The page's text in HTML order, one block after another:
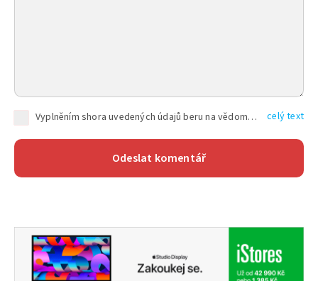
Vyplněním shora uvedených údajů beru na vědomí, že společnost TEXT FACTORY s.r.o., sídlem Brno, Durďákova 336/29, Černá Pole, PSČ: 613 00, IČ: 06157831, zapsané u Krajského soudu v Brně, oddíl C, vložka 100399, bude zpracovávat mé osobní údaje uvedené v rámci mnou vyplněného registračního formuláře na základě oprávněných zájmů TEXT FACTORY s.r.o. dle čl. 6 odst. 1 písm. f) GDPR a pro splnění právních povinností (čl. 6 odst. 1 písm. c) GDPR), a to pro tyto účely: nezbytnost zajistit oprávnění návštěvníka webových stránek provozovaných společností TEXT FACTORY s.r.o. přispívat aktivně ke zveřejněným článkům nebo v rámci diskusních fór a výkon práv TEXT FACTORY s.r.o. jako administrátora těchto diskusních fór. Více informací o zpracování osobních údajů a právech lze nalézt v celý text